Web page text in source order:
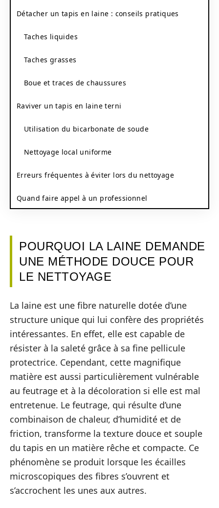
Détacher un tapis en laine : conseils pratiques
Taches liquides
Taches grasses
Boue et traces de chaussures
Raviver un tapis en laine terni
Utilisation du bicarbonate de soude
Nettoyage local uniforme
Erreurs fréquentes à éviter lors du nettoyage
Quand faire appel à un professionnel
POURQUOI LA LAINE DEMANDE
UNE MÉTHODE DOUCE POUR
LE NETTOYAGE
La laine est une fibre naturelle dotée d’une
structure unique qui lui confère des propriétés
intéressantes. En effet, elle est capable de
résister à la saleté grâce à sa fine pellicule
protectrice. Cependant, cette magnifique
matière est aussi particulièrement vulnérable
au feutrage et à la décoloration si elle est mal
entretenue. Le feutrage, qui résulte d’une
combinaison de chaleur, d’humidité et de
friction, transforme la texture douce et souple
du tapis en un matière rêche et compacte. Ce
phénomène se produit lorsque les écailles
microscopiques des fibres s’ouvrent et
s’accrochent les unes aux autres.